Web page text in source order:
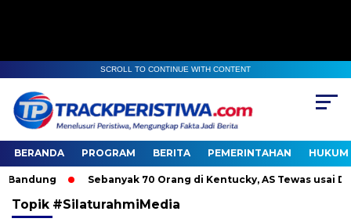
SCROLL TO CONTINUE WITH CONTENT
BERANDA PROGRAM BERITA PEMERINTAHAN HUKUM
Sebanyak 70 Orang di Kentucky, AS Tewas usai
Topik #SilaturahmiMedia